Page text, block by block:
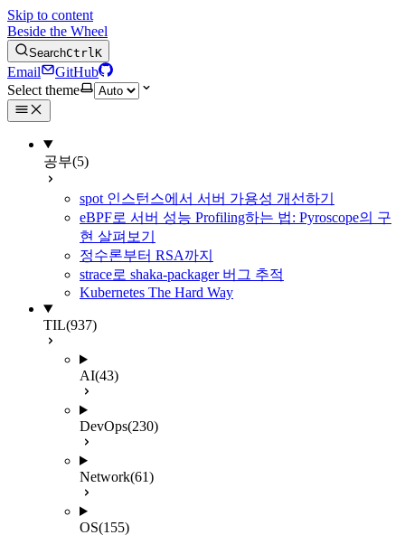
Skip to content
Beside the Wheel
SearchCtrlK
Email
GitHub
Select theme
공부(5)
spot 인스턴스에서 서버 가용성 개선하기
eBPF로 서버 성능 Profiling하는 법: Pyroscope의 구
현 살펴보기
정수론부터 RSA까지
strace로 shaka-packager 버그 추적
Kubernetes The Hard Way
TIL(937)
AI(43)
DevOps(230)
Network(61)
OS(155)